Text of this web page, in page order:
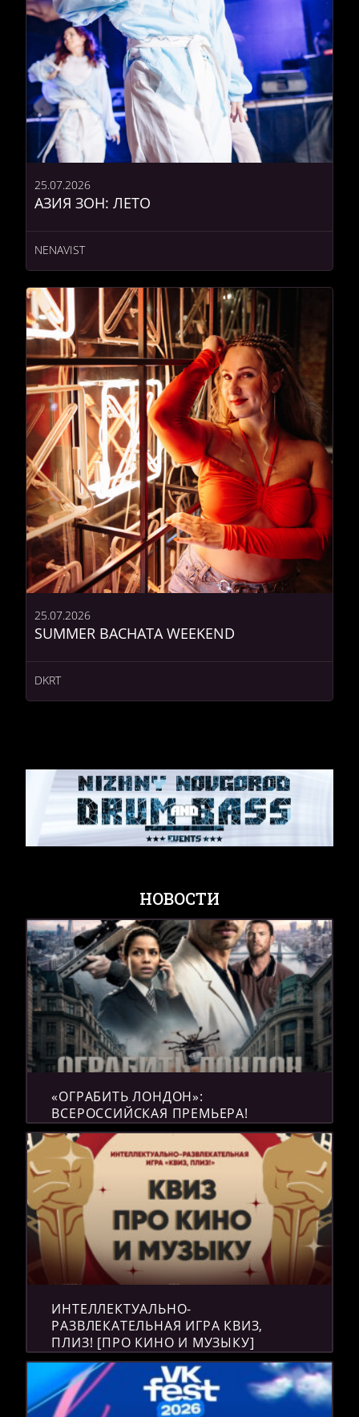
АЗИЯ ЗОН: ЛЕТО
25.07.2026
NENAVIST
SUMMER BACHATA WEEKEND
25.07.2026
DKRT
НОВОСТИ
«ОГРАБИТЬ ЛОНДОН»:
ВСЕРОССИЙСКАЯ ПРЕМЬЕРА!
ИНТЕЛЛЕКТУАЛЬНО-
РАЗВЛЕКАТЕЛЬНАЯ ИГРА КВИЗ,
ПЛИЗ! [ПРО КИНО И МУЗЫКУ]